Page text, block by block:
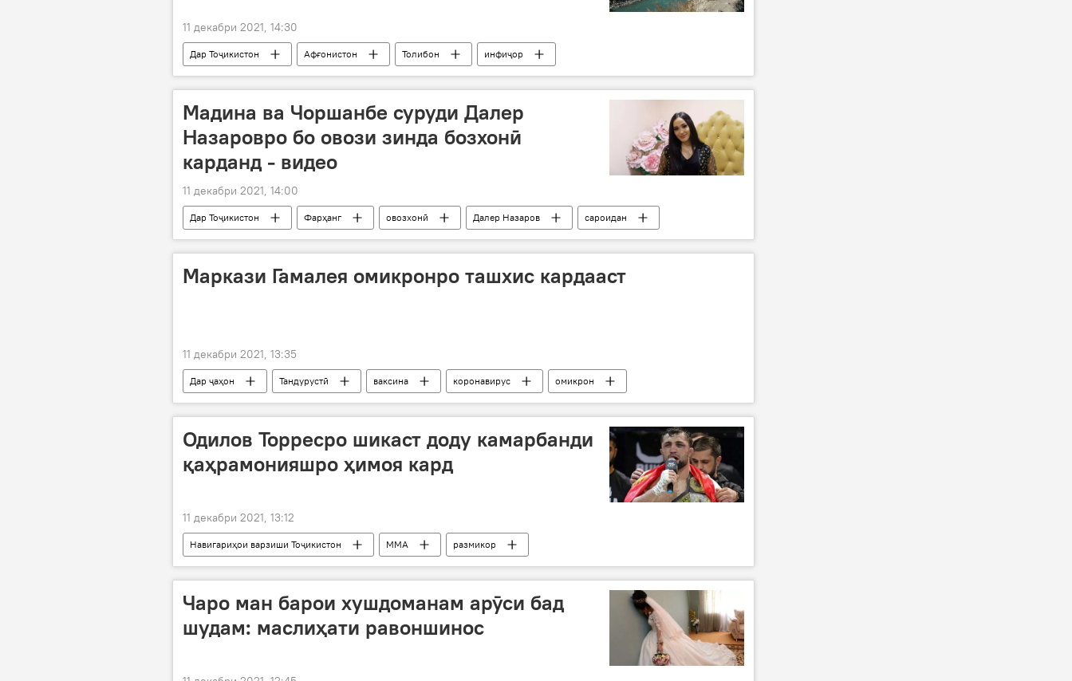
11 декабри 2021, 14:30
Дар Тоҷикистон Афғонистон Толибон инфиҷор
Мадина ва Чоршанбе суруди Далер
Назаровро бо овози зинда бозхонӣ
карданд - видео
11 декабри 2021, 14:00
Дар Тоҷикистон Фарҳанг овозхонӣ Далер Назаров
сароидан
Мадина Ақназарова
Маркази Гамалея омикронро ташхис кардааст
11 декабри 2021, 13:35
Дар ҷаҳон Тандурустӣ ваксина коронавирус омикрон
Одилов Торресро шикаст доду камарбанди
қаҳрамонияшро ҳимоя кард
11 декабри 2021, 13:12
Навигариҳои варзиши Тоҷикистон ММА размикор
Чаро ман барои хушдоманам арӯси бад
шудам: маслиҳати равоншинос